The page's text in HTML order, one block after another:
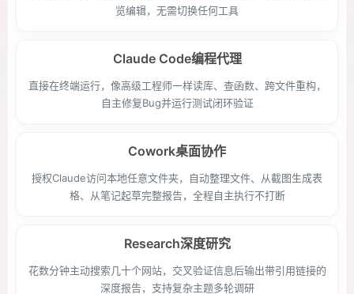
览编辑，无需切换任何工具
Claude Code编程代理
直接在终端运行，像高级工程师一样读库、查函数、跨文件重构，
自主修复Bug并运行测试闭环验证
Cowork桌面协作
授权Claude访问本地任意文件夹，自动整理文件、从截图生成表
格、从笔记起草完整报告，全程自主执行不打断
Research深度研究
花数分钟主动搜索几十个网站，交叉验证信息后输出带引用链接的
深度报告，支持复杂主题多轮调研